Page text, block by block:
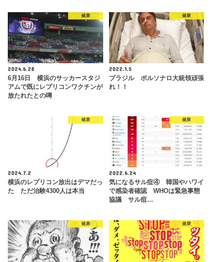
健康
2024.6.28
6月16日 横浜のサッカースタジ
アムで既にレプリコンワクチンが
放たれたとの噂
健康
2022.1.5
ブラジル ボルソナロ大統領頑張
れ！！
健康
2024.7.2
横浜のレプリコン放出はデマだっ
た ただ治験4300人は本当
健康
2022.6.24
気になるサル痘④ 韓国やハワイ
で感染者確認 WHOは緊急事態
協議 サル痘…
健康 健康